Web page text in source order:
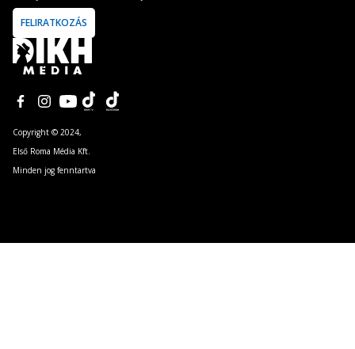
Copyright © 2024,
Első Roma Média Kft.
Minden jog fenntartva